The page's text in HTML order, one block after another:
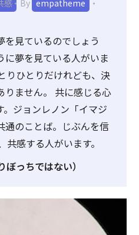
感 By empatheme
見ているのでしょう
に夢を見ている人がいま
りひとりだけれども、決
りません。 共に感じる心
ジョンレノン「イマジ
通のことば。じぶんを信
共感する人がいます。
っちではない）